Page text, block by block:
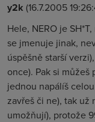
y2k (16.7.2005
Hele, NERO je
se jmenuje jinak,
úspěšně starší
once). Pak si
jednou napálíš
zavřeš či ne), tak
umožňují), protože